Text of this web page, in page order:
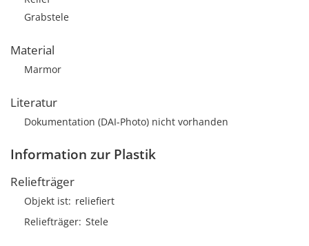
Grabstele
Material
Marmor
Literatur
Dokumentation (DAI-Photo) nicht vorhanden
Information zur Plastik
Reliefträger
Objekt ist reliefiert
Reliefträger Stele